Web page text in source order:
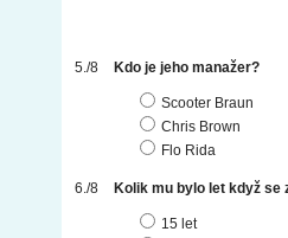
Kdo je jeho manažer?
Scooter Braun
Chris Brown
Flo Rida
Kolik mu bylo let když
15 let